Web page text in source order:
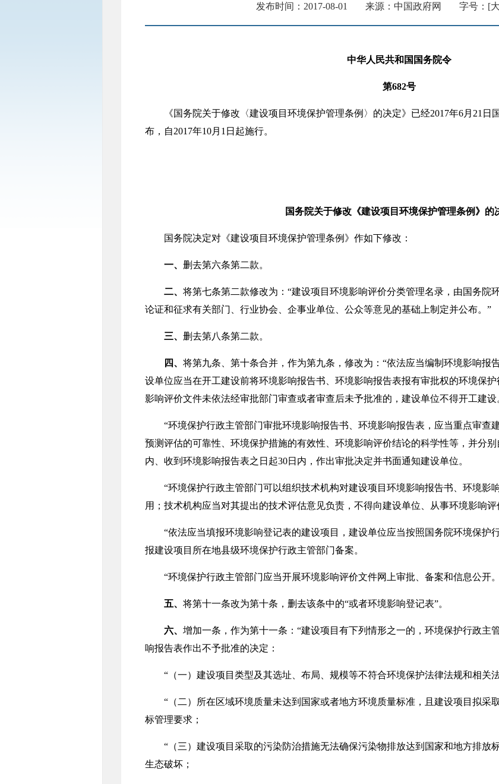
发布时间：2017-08-01 来源：中国政府网 字号： [
中华人民共和国国务院令
第682号
《国务院关于修改〈建设项目环境保护管理条例〉的决定》已经2017年6月21日
布，自2017年10月1日起施行。
国务院关于修改《建设项目环境保护管理条例》的
国务院决定对《建设项目环境保护管理条例》作如下修改：
一、 删去第六条第二款。
二、 将第七条第二款修改为：“建设项目环境影响评价分类管理名录，由国务院
论证和征求有关部门、行业协会、企事业单位、公众等意见的基础上制定并公布。”
三、 删去第八条第二款。
四、 将第九条、第十条合并，作为第九条，修改为：“依法应当编制环境影响报
设单位应当在开工建设前将环境影响报告书、环境影响报告表报有审批权的环境保
影响评价文件未依法经审批部门审查或者审查后未予批准的，建设单位不得开工建设
“环境保护行政主管部门审批环境影响报告书、环境影响报告表，应当重点审查
预测评估的可靠性、环境保护措施的有效性、环境影响评价结论的科学性等，并分
内、收到环境影响报告表之日起30日内，作出审批决定并书面通知建设单位。
“环境保护行政主管部门可以组织技术机构对建设项目环境影响报告书、环境影
用；技术机构应当对其提出的技术评估意见负责，不得向建设单位、从事环境影响评
“依法应当填报环境影响登记表的建设项目，建设单位应当按照国务院环境保护
报建设项目所在地县级环境保护行政主管部门备案。
“环境保护行政主管部门应当开展环境影响评价文件网上审批、备案和信息公开
五、 将第十一条改为第十条，删去该条中的“或者环境影响登记表”。
六、 增加一条，作为第十一条：“建设项目有下列情形之一的，环境保护行政主
响报告表作出不予批准的决定：
“（一）建设项目类型及其选址、布局、规模等不符合环境保护法律法规和相关法
“（二）所在区域环境质量未达到国家或者地方环境质量标准，且建设项目拟采
标管理要求；
“（三）建设项目采取的污染防治措施无法确保污染物排放达到国家和地方排放
生态破坏；